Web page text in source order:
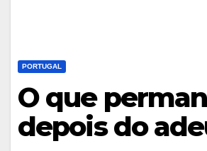
PORTUGAL
O que
depois do